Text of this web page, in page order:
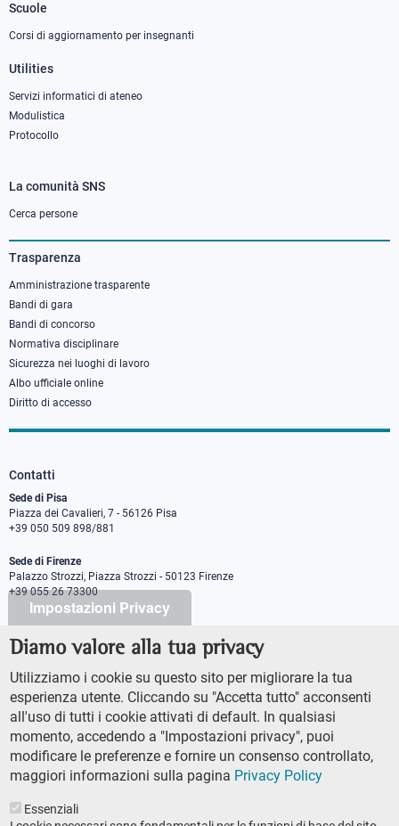
Impostazioni Privacy
Diamo valore alla tua privacy
Utilizziamo i cookie su questo sito per migliorare la tua
esperienza utente. Cliccando su "Accetta tutto" acconsenti
all'uso di tutti i cookie attivati di default. In qualsiasi
momento, accedendo a "Impostazioni privacy", puoi
modificare le preferenze e fornire un consenso controllato,
maggiori informazioni sulla pagina Privacy Policy
Essenziali
Scuole
Corsi di aggiornamento per insegnanti
Utilities
Servizi informatici di ateneo
Modulistica
Protocollo
Footer
column
3
La comunità SNS
Cerca persone
Trasparenza
Amministrazione trasparente
Bandi di gara
Bandi di concorso
Normativa disciplinare
Sicurezza nei luoghi di lavoro
Albo ufficiale online
Diritto di accesso
Contatti
Sede di Pisa
Piazza dei Cavalieri, 7 - 56126 Pisa
+39 050 509 898/881
Sede di Firenze
Palazzo Strozzi, Piazza Strozzi - 50123 Firenze
+39 055 26 73300
PEC protocollo@pec.sns.it
Codice Fiscale 8000 5050507
Ufficio comunicazione
Addetto stampa
URP - Ufficio relazioni con il pubblico